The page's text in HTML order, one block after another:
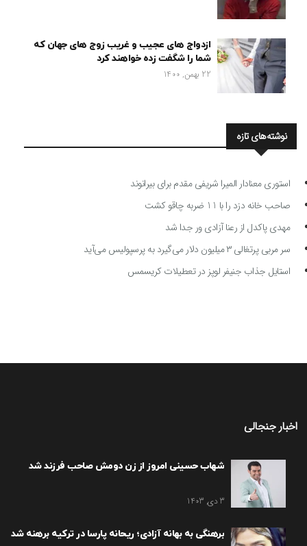
ازدواج های عجیب و غریب زوج های جهان که
شما را شگفت زده خواهند کرد
22 بهمن, 1400
نوشته‌های تازه
استوری معنادار المیرا شریفی مقدم برای بیرانوند
صاحب خانه دزد را با 11 ضربه چاقو کشت
مهدی پاکدل از رعنا آزادی ور جدا شد
سر مربی پرتغالی ۳ میلیون دلار می‌گیرد به پرسپولیس می‌آید
استایل جذاب جنیفر لوپز در تعطیلات کریسمس
اخبار جنجالی
شهاب حسینی امروز از زن دومش صاحب فرزند شد
3 دی, 1403
برهنگی به بهانه آزادی؛ ریحانه پارسا در ترکیه برهنه شد